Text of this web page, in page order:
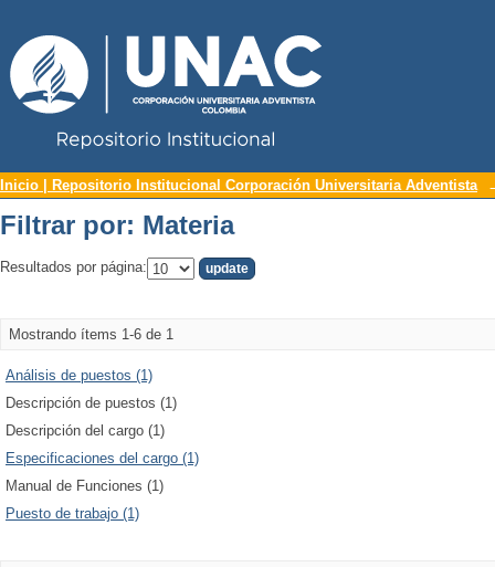
Filtrar por: Materia
Inicio | Repositorio Institucional Corporación Universitaria Adventista
Filtrar por: Materia
Resultados por página:
Mostrando ítems 1-6 de 1
Análisis de puestos (1)
Descripción de puestos (1)
Descripción del cargo (1)
Especificaciones del cargo (1)
Manual de Funciones (1)
Puesto de trabajo (1)